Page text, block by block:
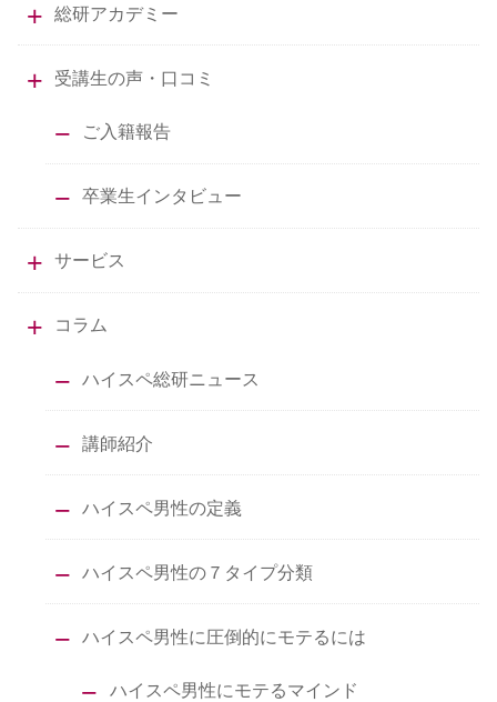
総研アカデミー
受講生の声・口コミ
ご入籍報告
卒業生インタビュー
サービス
コラム
ハイスペ総研ニュース
講師紹介
ハイスペ男性の定義
ハイスペ男性の７タイプ分類
ハイスペ男性に圧倒的にモテるには
ハイスペ男性にモテるマインド